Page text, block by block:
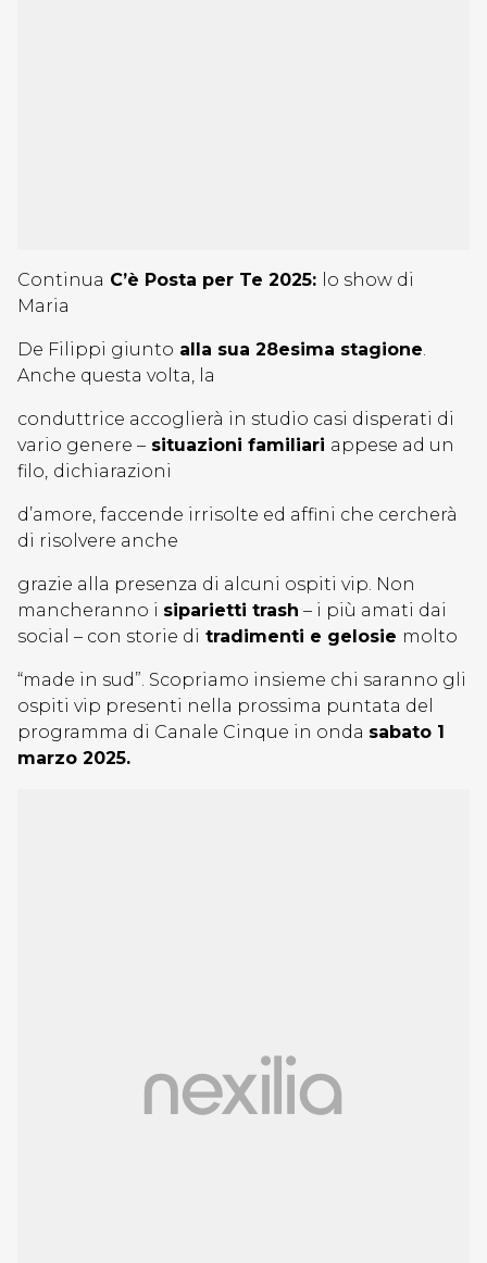
Continua C’è Posta per Te 2025: lo show di
Maria
De Filippi giunto alla sua 28esima stagione.
Anche questa volta, la
conduttrice accoglierà in studio casi disperati di
vario genere – situazioni familiari appese ad un
filo, dichiarazioni
d’amore, faccende irrisolte ed affini che cercherà
di risolvere anche
grazie alla presenza di alcuni ospiti vip. Non
mancheranno i siparietti trash – i più amati dai
social – con storie di tradimenti e gelosie molto
“made in sud”. Scopriamo insieme chi saranno gli
ospiti vip presenti nella prossima puntata del
programma di Canale Cinque in onda sabato 1
marzo 2025.